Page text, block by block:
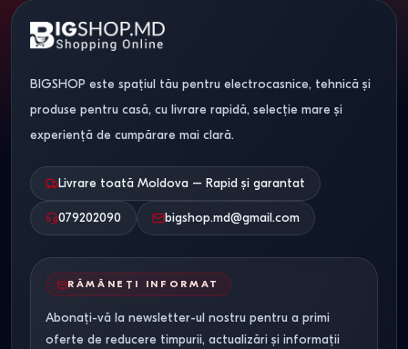
BIGSHOP este spațiul tău pentru electrocasnice, tehnică și
produse pentru casă, cu livrare rapidă, selecție mare și
experiență de cumpărare mai clară.
Livrare toată Moldova – Rapid și garantat
079202090 bigshop.md@gmail.com
RĂMÂNEȚI INFORMAT
Abonați-vă la newsletter-ul nostru pentru a primi
oferte de reducere timpurii, actualizări și informații